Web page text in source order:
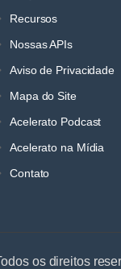
Recursos
Nossas APIs
Aviso de Privacidade
Mapa do Site
Acelerato Podcast
Acelerato na Mídia
Contato
os direitos